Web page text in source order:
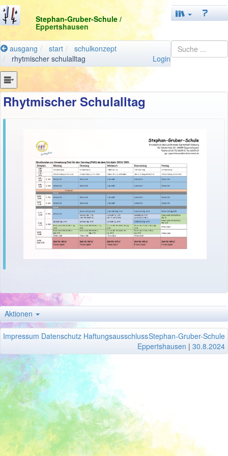
Stephan-Gruber-Schule /
Eppertshausen
ausgang start
schulkonzept
rhytmischer schulalltag
Login
Rhytmischer Schulalltag
Aktionen
Impressum Datenschutz HaftungsausschlussStephan-Gruber-Schule
Eppertshausen | 30.8.2024